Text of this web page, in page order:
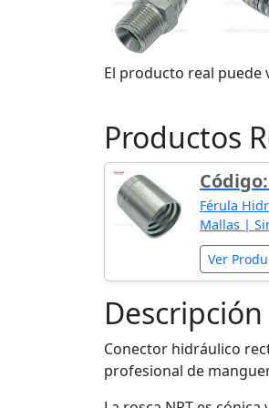
El producto real
Productos
Férula
Mallas |
Ver
Descripción
Conector hidráulico
profesional de